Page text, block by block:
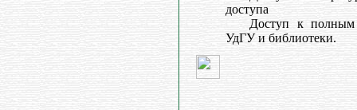
доступа
Доступ к полным
УдГУ и библиотеки.